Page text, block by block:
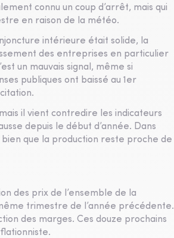
connu un coup d’arrêt, mais qui
en raison de la météo.
intérieure était solide, la
des entreprises en particulier
un mauvais signal, même si
publiques ont baissé au 1er
il vient contredire les indicateurs
depuis le début d’année. Dans
bien que la production reste proche de
des prix de l’ensemble de la
trimestre de l’année précédente.
des marges. Ces douze prochains